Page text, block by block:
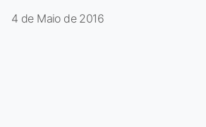
4 de Maio de 2016